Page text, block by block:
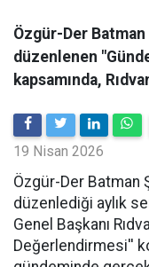
Özgür-Der
düzenlenen
kapsamında,
19 Nisan 2026
​Özgür-Der Batman
düzenlediği aylık
Genel Başkanı
Değerlendirmesi''